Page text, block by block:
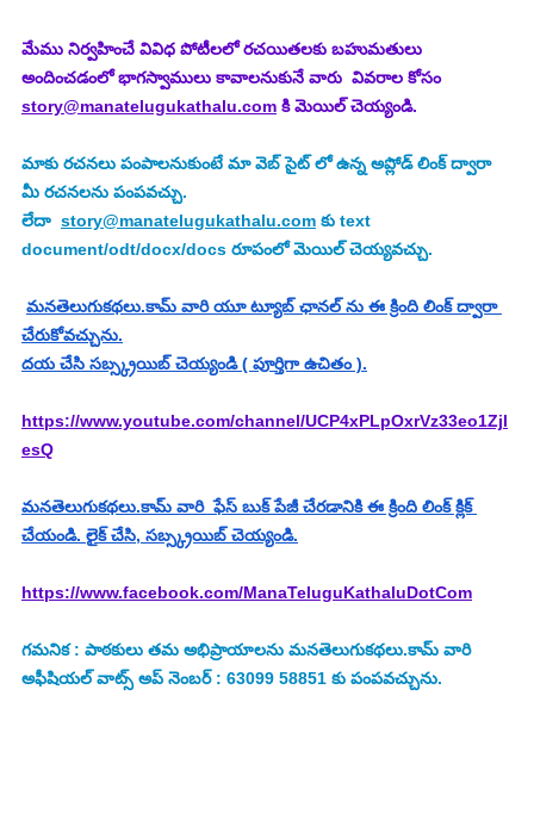
మేము నిర్వహించే వివిధ పోటీలలో రచయితలకు బహుమతులు
అందించడంలో భాగస్వాములు కావాలనుకునే వారు  వివరాల కోసం
story@manatelugukathalu.com కి మెయిల్ చెయ్యండి.
మాకు రచనలు పంపాలనుకుంటే మా వెబ్ సైట్ లో ఉన్న అప్లోడ్ లింక్ ద్వారా
మీ రచనలను పంపవచ్చు.
లేదా story@manatelugukathalu.com కు text
document/odt/docx/docs రూపంలో మెయిల్ చెయ్యవచ్చు.
మనతెలుగుకథలు.కామ్ వారి యూ ట్యూబ్ ఛానల్ ను ఈ క్రింది లింక్ ద్వారా
చేరుకోవచ్చును.
దయ చేసి సబ్స్క్రయిబ్ చెయ్యండి ( పూర్తిగా ఉచితం ).
https://www.youtube.com/channel/UCP4xPLpOxrVz33eo1Zjl
esQ
మనతెలుగుకథలు.కామ్ వారి  ఫేస్ బుక్ పేజీ చేరడానికి ఈ క్రింది లింక్ క్లిక్
చేయండి. లైక్ చేసి, సబ్స్క్రయిబ్ చెయ్యండి.
https://www.facebook.com/ManaTeluguKathaluDotCom
గమనిక : పాఠకులు తమ అభిప్రాయాలను మనతెలుగుకథలు.కామ్ వారి
అఫీషియల్ వాట్స్ అప్ నెంబర్ : 63099 58851 కు పంపవచ్చును.